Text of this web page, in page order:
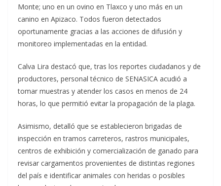
Monte; uno en un ovino en Tlaxco y uno más en un
canino en Apizaco. Todos fueron detectados
oportunamente gracias a las acciones de difusión y
monitoreo implementadas en la entidad.
Calva Lira destacó que, tras los reportes ciudadanos y de
productores, personal técnico de SENASICA acudió a
tomar muestras y atender los casos en menos de 24
horas, lo que permitió evitar la propagación de la plaga.
Asimismo, detalló que se establecieron brigadas de
inspección en tramos carreteros, rastros municipales,
centros de exhibición y comercialización de ganado para
revisar cargamentos provenientes de distintas regiones
del país e identificar animales con heridas o posibles